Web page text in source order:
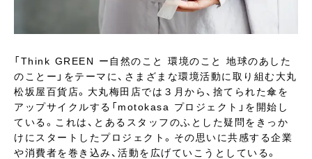
「Think GREEN ー自然のこと 環境のこと 地球のあした
のことー」をテーマに、さまざまな環境活動に取り組む大丸
松坂屋百貨店。大丸梅田店では３月から、捨てられた傘を
アップサイクルする「motokasa プロジェクト」を開始し
ている。これは、とあるスタッフのふとした疑問をきっか
けにスタートしたプロジェクト。その思いに共感する企業
や消費者を巻き込み、活動を広げていこうとしている。